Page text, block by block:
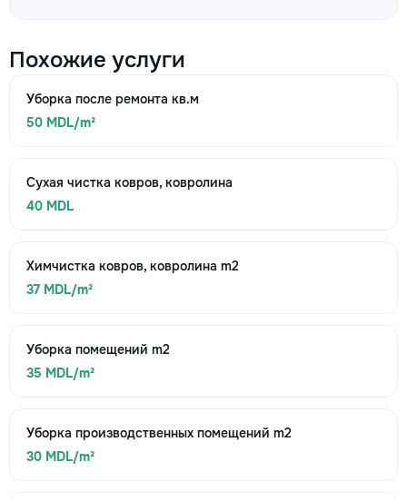
Похожие услуги
Уборка после ремонта кв.м
50 MDL/m²
Сухая чистка ковров, ковролина
40 MDL
Химчистка ковров, ковролина m2
37 MDL/m²
Уборка помещений m2
35 MDL/m²
Уборка производственных помещений m2
30 MDL/m²